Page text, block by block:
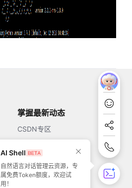
掌握最新动态
CSDN专区
51CTO
AI Shell
自然语言对话管理云资源，专
属免费Token额度，欢迎试
用！